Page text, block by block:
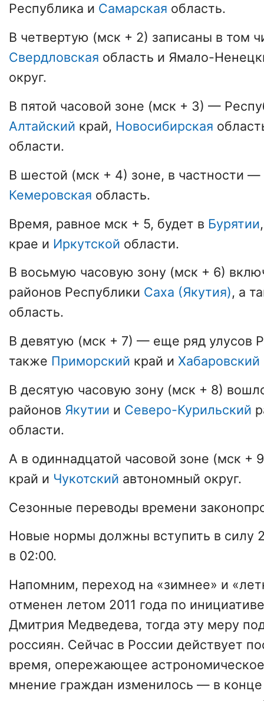
Республика и Самарская область.
В четвертую (мск + 2) записаны в том
Свердловская область и Ямало-
округ.
В пятой часовой зоне (мск + 3) —
Алтайский край, Новосибирская
области.
В шестой (мск + 4) зоне, в частности —
Кемеровская область.
Время, равное мск + 5, будет в Бурятии
крае и Иркутской области.
В восьмую часовую зону (мск + 6)
районов Республики Саха (Якутия), а
область.
В девятую (мск + 7) — еще ряд улусов
также Приморский край и Хабаровский
В десятую часовую зону (мск + 8)
районов Якутии и Северо-Курильский
области.
А в одиннадцатой часовой зоне (мск
край и Чукотский автономный округ.
Сезонные переводы времени
Новые нормы должны вступить в силу
в 02:00.
Напомним, переход на «зимнее» и
отменен летом 2011 года по
Дмитрия Медведева, тогда эту меру
россиян. Сейчас в России действует
время, опережающее астрономическое
мнение граждан изменилось — в конце